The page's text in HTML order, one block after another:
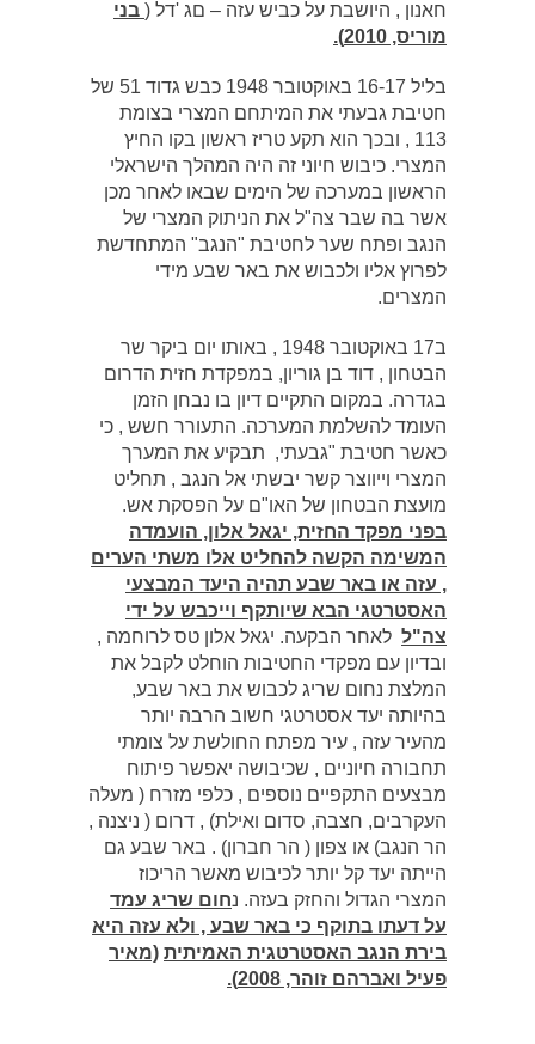
חאנון , היושבת על כביש עזה – םג 'דל ( בני
מוריס, 2010).
בליל 16-17 באוקטובר 1948 כבש גדוד 51 של
חטיבת גבעתי את המיתחם המצרי בצומת
113 , ובכך הוא תקע טריז ראשון בקו החיץ
המצרי. כיבוש חיוני זה היה המהלך הישראלי
הראשון במערכה של הימים שבאו לאחר מכן
אשר בה שבר צה"ל את הניתוק המצרי של
הנגב ופתח שער לחטיבת "הנגב" המתחדשת
לפרוץ אליו ולכבוש את באר שבע מידי
המצרים.
ב17 באוקטובר 1948 , באותו יום ביקר שר
הבטחון , דוד בן גוריון, במפקדת חזית הדרום
בגדרה. במקום התקיים דיון בו נבחן הזמן
העומד להשלמת המערכה. התעורר חשש , כי
כאשר חטיבת "גבעתי, תבקיע את המערך
המצרי וייווצר קשר יבשתי אל הנגב , תחליט
מועצת הבטחון של האו"ם על הפסקת אש.
בפני מפקד החזית, יגאל אלון, הועמדה
המשימה הקשה להחליט אלו משתי הערים
, עזה או באר שבע תהיה היעד המבצעי
האסטרטגי הבא שיותקף וייכבש על ידי
צה"ל לאחר הבקעה. יגאל אלון טס לרוחמה ,
ובדיון עם מפקדי החטיבות הוחלט לקבל את
המלצת נחום שריג לכבוש את באר שבע,
בהיותה יעד אסטרטגי חשוב הרבה יותר
מהעיר עזה , עיר מפתח החולשת על צומתי
תחבורה חיוניים , שכיבושה יאפשר פיתוח
מבצעים התקפיים נוספים , כלפי מזרח ( מעלה
העקרבים, חצבה, סדום ואילת) , דרום ( ניצנה ,
הר הנגב) או צפון ( הר חברון) . באר שבע גם
הייתה יעד קל יותר לכיבוש מאשר הריכוז
המצרי הגדול והחזק בעזה. נחום שריג עמד
על דעתו בתוקף כי באר שבע , ולא עזה היא
בירת הנגב האסטרטגית האמיתית (מאיר
פעיל ואברהם זוהר, 2008).